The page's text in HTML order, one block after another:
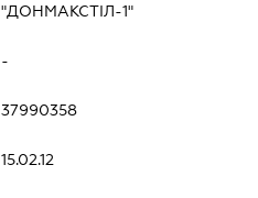
"ДОНМАКСТІЛ-1"
-
37990358
15.02.12